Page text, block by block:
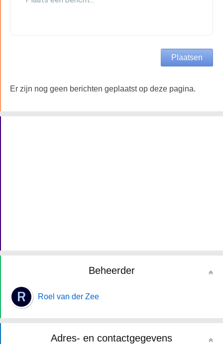
Er zijn nog geen berichten geplaatst op deze pagina.
Beheerder
Roel van der Zee
Adres- en contactgegevens